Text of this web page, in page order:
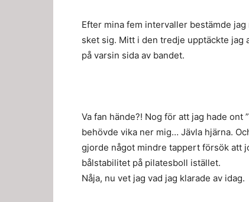
Efter mina fem intervaller bestämde
sket sig. Mitt i den tredje upptäckte
på varsin sida av bandet.
Va fan hände?! Nog för att jag hade
behövde vika ner mig… Jävla hjärna.
gjorde något mindre tappert försök att
bålstabilitet på pilatesboll istället.
Nåja, nu vet jag vad jag klarade av idag.